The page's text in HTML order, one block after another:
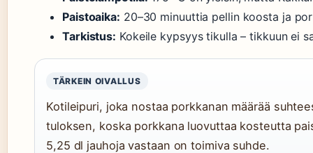
Paistoaika: 20–30 minuuttia pellin koosta ja
Tarkistus: Kokeile kypsyys tikulla – tikkuun ei
TÄRKEIN OIVALLUS
Kotileipuri, joka nostaa porkkanan määrää
tuloksen, koska porkkana luovuttaa kosteutta
5,25 dl jauhoja vastaan on toimiva suhde.